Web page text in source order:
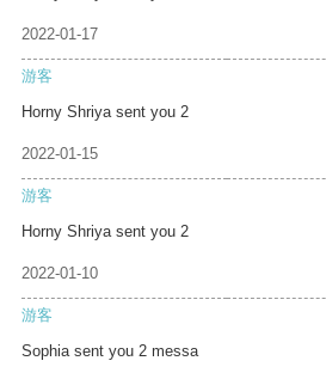
2022-01-17
游客
Horny Shriya sent you 2
2022-01-15
游客
Horny Shriya sent you 2
2022-01-10
游客
Sophia sent you 2 messa